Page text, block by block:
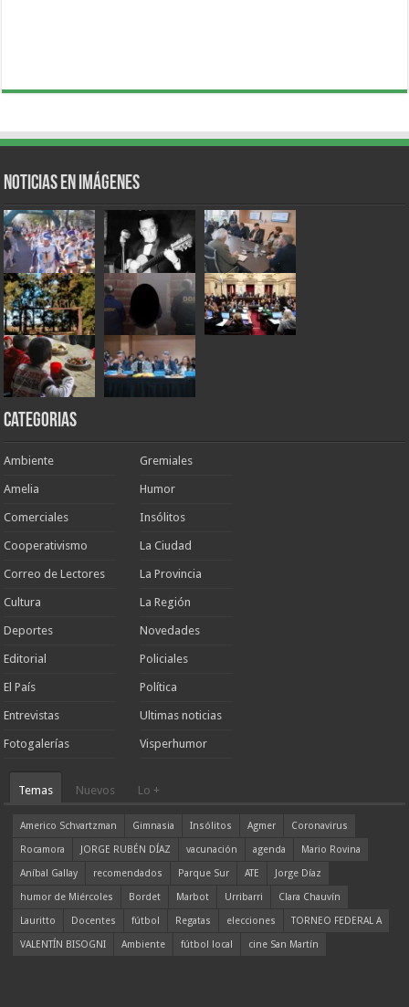
Noticias en Imágenes
Categorias
Ambiente
Amelia
Comerciales
Cooperativismo
Correo de Lectores
Cultura
Deportes
Editorial
El País
Entrevistas
Fotogalerías
Gremiales
Humor
Insólitos
La Ciudad
La Provincia
La Región
Novedades
Policiales
Política
Ultimas noticias
Visperhumor
Temas Nuevos Lo +
Americo Schvartzman Gimnasia Insólitos Agmer
Coronavirus
Rocamora
JORGE RUBÉN DÍAZ vacunación agenda
Mario Rovina
Aníbal Gallay
recomendados Parque Sur ATE
Jorge Díaz
humor de Miércoles
Bordet Marbot Urribarri
Clara Chauvín
Lauritto
Docentes fútbol Regatas elecciones
TORNEO FEDERAL A
VALENTÍN BISOGNI
Ambiente fútbol local cine San Martín